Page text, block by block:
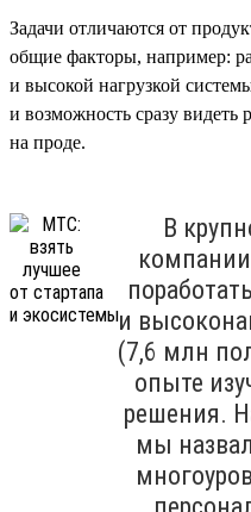
Задачи отличаются от
общие факторы, например:
и высокой нагрузкой
и возможность сразу видеть
на проде.
В
и
(7,6 млн
опыте
решения.
мы